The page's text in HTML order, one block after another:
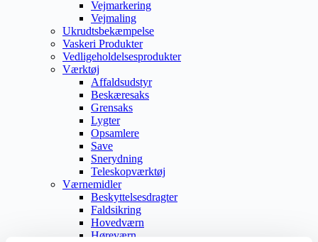
Vejmarkering
Vejmaling
Ukrudtsbekæmpelse
Vaskeri Produkter
Vedligeholdelsesprodukter
Værktøj
Affaldsudstyr
Beskæresaks
Grensaks
Lygter
Opsamlere
Save
Snerydning
Teleskopværktøj
Værnemidler
Beskyttelsesdragter
Faldsikring
Hovedværn
Høreværn